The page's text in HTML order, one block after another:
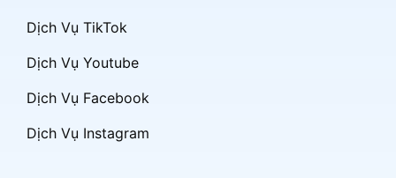
Dịch Vụ TikTok
Dịch Vụ Youtube
Dịch Vụ Facebook
Dịch Vụ Instagram